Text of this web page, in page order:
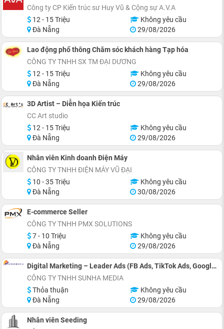
Công ty CP Kiến trúc sư Huy Vũ & Cộng sự A.V.A
12 - 15 Triệu
Không yêu cầu
Đà Nẵng
29/08/2026
Lao động phổ thông Chăm sóc khách hàng Tạp hóa
CÔNG TY TNHH SX TM ĐẠI DƯƠNG
12 - 15 Triệu
Không yêu cầu
Đà Nẵng
29/08/2026
3D Artist – Diễn họa Kiến trúc
CC Art studio
12 - 15 Triệu
Không yêu cầu
Đà Nẵng
29/08/2026
Nhân viên Kinh doanh Điện Máy
CÔNG TY TNHH ĐIỆN MÁY VŨ ĐẠI
10 - 35 Triệu
Không yêu cầu
Đà Nẵng
30/08/2026
E-commerce Seller
CÔNG TY TNHH PMX SOLUTIONS
7 - 10 Triệu
Không yêu cầu
Đà Nẵng
29/08/2026
Digital Marketing – Leader Ads (FB Ads, TikTok Ads, Google Ads)
CÔNG TY TNHH SUNHA MEDIA
Thỏa thuận
Không yêu cầu
Đà Nẵng
29/08/2026
Nhân viên Seeding